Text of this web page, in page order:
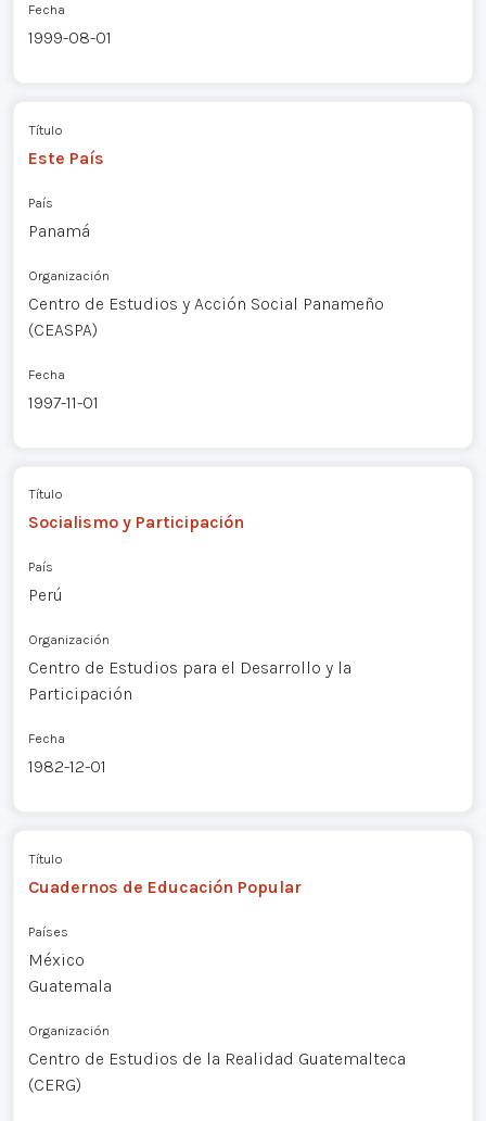
Fecha
1999-08-01
Título
Este País
País
Panamá
Organización
Centro de Estudios y Acción Social Panameño
(CEASPA)
Fecha
1997-11-01
Título
Socialismo y Participación
País
Perú
Organización
Centro de Estudios para el Desarrollo y la
Participación
Fecha
1982-12-01
Título
Cuadernos de Educación Popular
Países
México
Guatemala
Organización
Centro de Estudios de la Realidad Guatemalteca
(CERG)